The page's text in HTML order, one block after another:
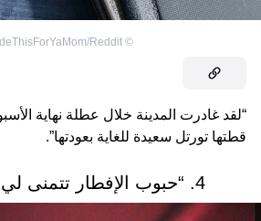
©
Reddit
“لقد غادرت المدينة خلال عطلة نهاية
قطتها تورتل سعيدة للغاية بعودتها”.
4. “حبوب الإفطار تتمنى لي يوماً سعيداً”